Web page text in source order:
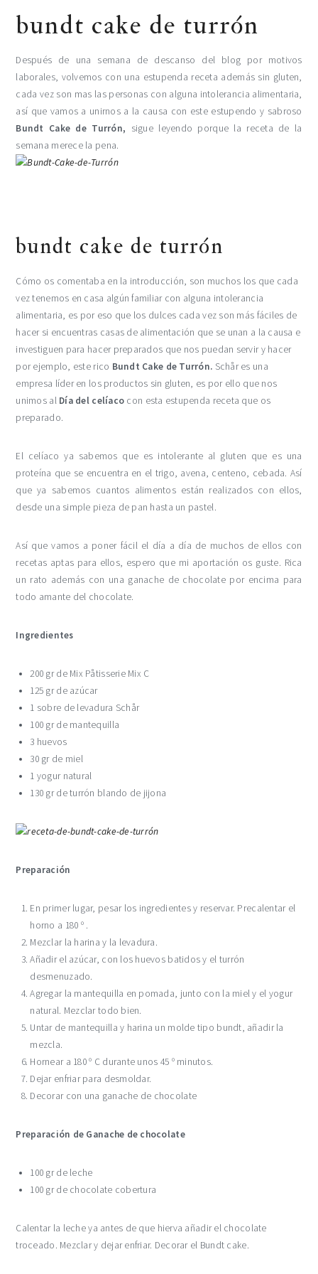
bundt cake de turrón
Después de una semana de descanso del blog por motivos
laborales, volvemos con una estupenda receta además sin gluten,
cada vez son mas las personas con alguna intolerancia alimentaria,
así que vamos a unirnos a la causa con este estupendo y sabroso
Bundt Cake de Turrón, sigue leyendo porque la receta de la
semana merece la pena.
bundt cake de turrón
Cómo os comentaba en la introducción, son muchos los que cada
vez tenemos en casa algún familiar con alguna intolerancia
alimentaria, es por eso que los dulces cada vez son más fáciles de
hacer si encuentras casas de alimentación que se unan a la causa e
investiguen para hacer preparados que nos puedan servir y hacer
por ejemplo, este rico Bundt Cake de Turrón. Schår es una
empresa líder en los productos sin gluten, es por ello que nos
unimos alDía del celíaco con esta estupenda receta que os
preparado.
El celíaco ya sabemos que es intolerante al gluten que es una
proteína que se encuentra en el trigo, avena, centeno, cebada. Así
que ya sabemos cuantos alimentos están realizados con ellos,
desde una simple pieza de pan hasta un pastel.
Así que vamos a poner fácil el día a día de muchos de ellos con
recetas aptas para ellos, espero que mi aportación os guste. Rica
un rato además con una ganache de chocolate por encima para
todo amante del chocolate.
Ingredientes
200 gr de Mix Påtisserie Mix C
125 gr de azúcar
1 sobre de levadura Schår
100 gr de mantequilla
3 huevos
30 gr de miel
1 yogur natural
130 gr de turrón blando de jijona
Preparación
En primer lugar, pesar los ingredientes y reservar. Precalentar el
horno a 180 º .
Mezclar la harina y la levadura.
Añadir el azúcar, con los huevos batidos y el turrón
desmenuzado.
Agregar la mantequilla en pomada, junto con la miel y el yogur
natural. Mezclar todo bien.
Untar de mantequilla y harina un molde tipo bundt, añadir la
mezcla.
Hornear a 180 º C durante unos 45 º minutos.
Dejar enfriar para desmoldar.
Decorar con una ganache de chocolate
Preparación de Ganache de chocolate
100 gr de leche
100 gr de chocolate cobertura
Calentar la leche ya antes de que hierva añadir el chocolate
troceado. Mezclar y dejar enfriar. Decorar el Bundt cake.